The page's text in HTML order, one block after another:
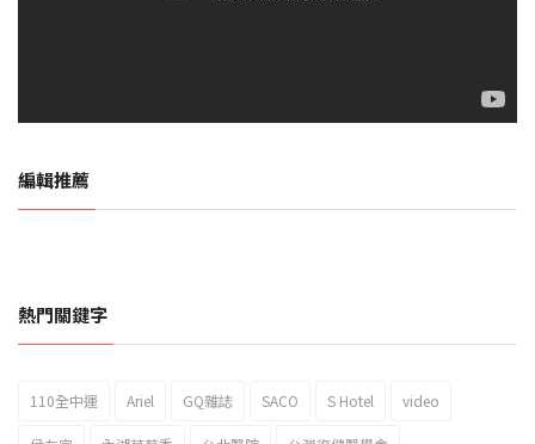
編輯推薦
2023新北市北海岸國際風箏節「風在石起」霸氣回歸
熱門關鍵字
110全中運 Ariel GQ雜誌 SACO S Hotel video